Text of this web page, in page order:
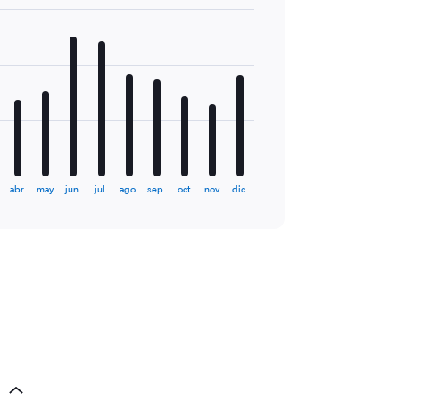
abr. may. jun. jul. ago. sep. oct. nov. dic.